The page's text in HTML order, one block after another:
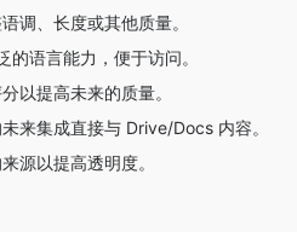
调、长度或其他质量。
语言能力，便于访问。
以提高未来的质量。
来集成直接与 Drive/Docs 内容。
源以提高透明度。